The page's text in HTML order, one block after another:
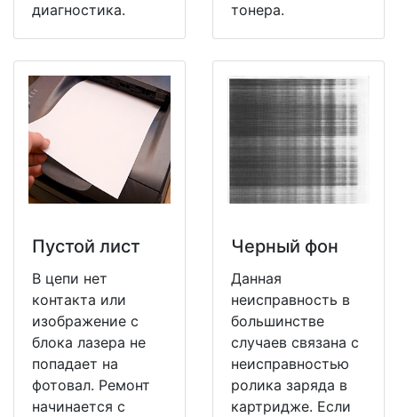
диагностика.
тонера.
Пустой лист
В цепи нет
контакта или
изображение с
блока лазера не
попадает на
фотовал. Ремонт
начинается с
Черный фон
Данная
неисправность в
большинстве
случаев связана с
неисправностью
ролика заряда в
картридже. Если